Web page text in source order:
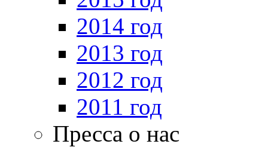
2014 год
2013 год
2012 год
2011 год
Пресса о нас